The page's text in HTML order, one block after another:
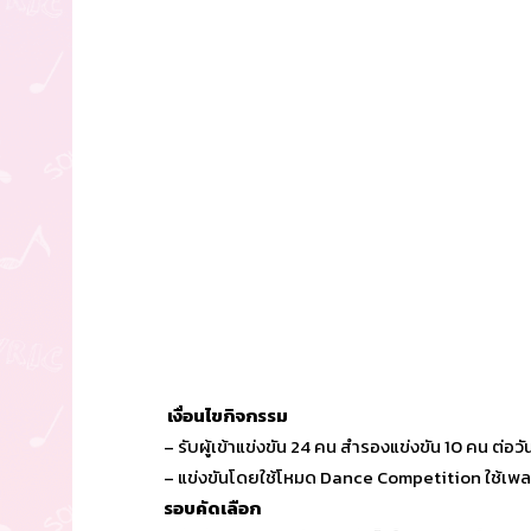
เงื่อนไขกิจกรรม
– รับผู้เข้าแข่งขัน 24 คน สำรองแข่งขัน 10 คน ต่อวั
– แข่งขันโดยใช้โหมด Dance Competition ใช้เพ
รอบคัดเลือก